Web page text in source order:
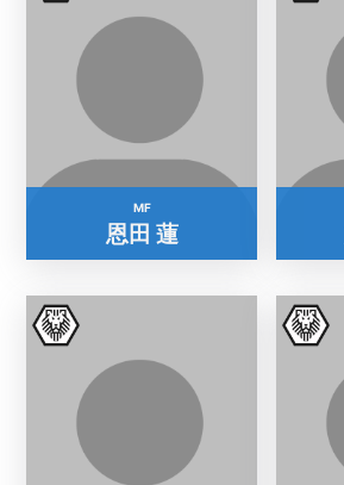
MF
恩田 蓮